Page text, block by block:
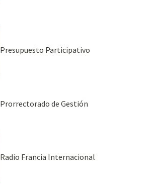
Presupuesto Participativo
Prorrectorado de Gestión
Radio Francia Internacional